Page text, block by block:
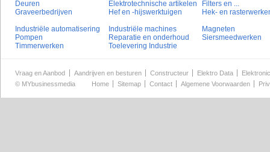
Deuren
Elektrotechnische artikelen
Filters en ...
Graveerbedrijven
Hef en -hijswerktuigen
Hek- en
Industriële automatisering
Industriële machines
Magneten
Pompen
Reparatie en onderhoud
Siersmeedwerken
Timmerwerken
Toelevering Industrie
Vraag en Aanbod Aandrijven en besturen Constructeur Elektro Data
© MYbusinessmedia Home Sitemap Contact Algemene Voorwaarden